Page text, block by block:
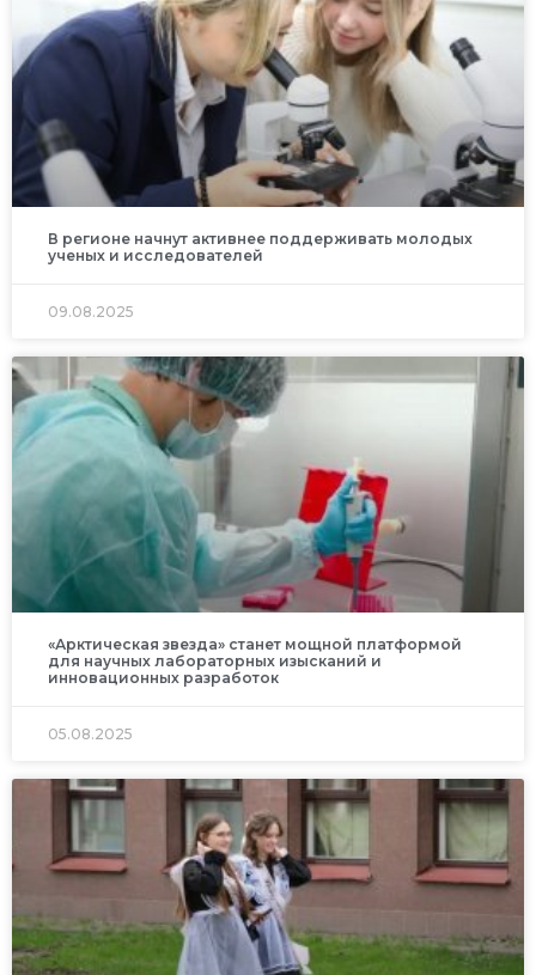
В регионе начнут активнее поддерживать молодых
ученых и исследователей
09.08.2025
«Арктическая звезда» станет мощной платформой
для научных лабораторных изысканий и
инновационных разработок
05.08.2025